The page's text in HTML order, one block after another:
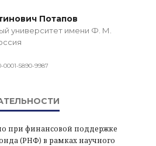
Потапов
университет имени Ф. М.
0001-5890-9987
при финансовой поддержке
(РНФ) в рамках научного